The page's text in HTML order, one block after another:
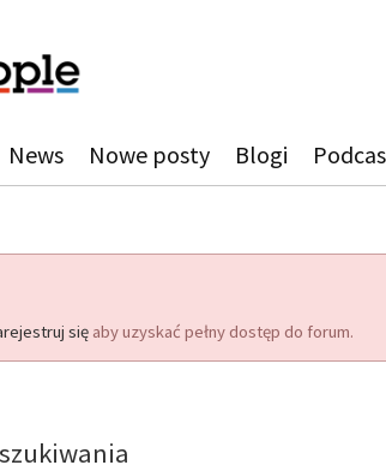
News Nowe posty Blogi
się aby uzyskać pełny dostęp do forum.